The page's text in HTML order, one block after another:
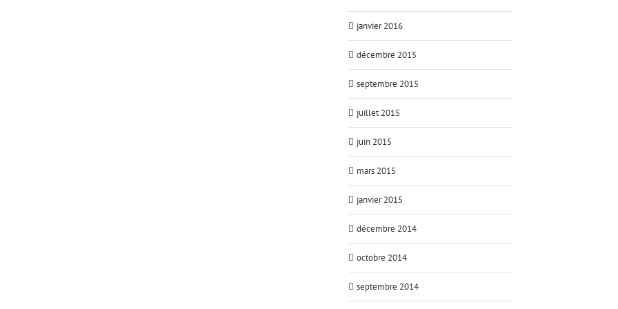
janvier 2016
décembre 2015
septembre 2015
juillet 2015
juin 2015
mars 2015
janvier 2015
décembre 2014
octobre 2014
septembre 2014